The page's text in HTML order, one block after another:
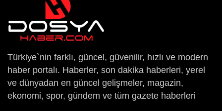
Türkiye`nin farklı, güncel, güvenilir, hızlı ve modern
haber portalı. Haberler, son dakika haberleri, yerel
ve dünyadan en güncel gelişmeler, magazin,
ekonomi, spor, gündem ve tüm gazete haberleri